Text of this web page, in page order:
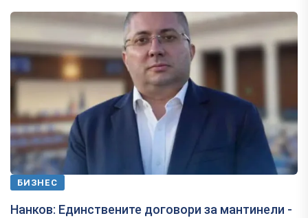
БИЗНЕС
Нанков: Единствените договори за мантинели -